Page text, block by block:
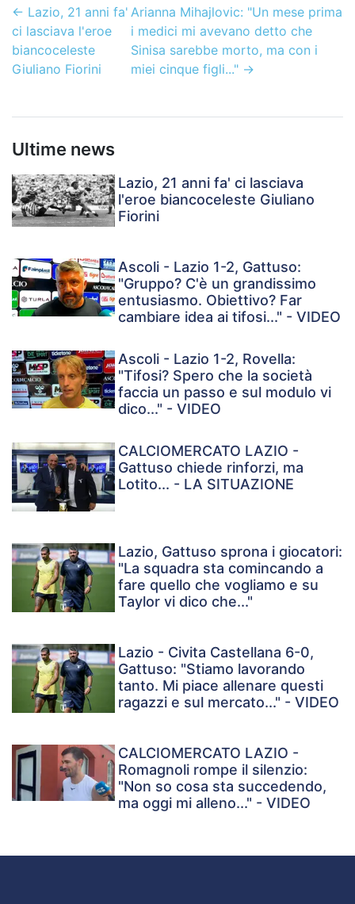
← Lazio, 21 anni fa'
ci lasciava l'eroe
biancoceleste
Giuliano Fiorini
Arianna Mihajlovic: "Un mese prima
i medici mi avevano detto che
Sinisa sarebbe morto, ma con i
miei cinque figli..." →
Ultime news
Lazio, 21 anni fa' ci lasciava
l'eroe biancoceleste Giuliano
Fiorini
Ascoli - Lazio 1-2, Gattuso:
"Gruppo? C'è un grandissimo
entusiasmo. Obiettivo? Far
cambiare idea ai tifosi..." - VIDEO
Ascoli - Lazio 1-2, Rovella:
"Tifosi? Spero che la società
faccia un passo e sul modulo vi
dico..." - VIDEO
CALCIOMERCATO LAZIO -
Gattuso chiede rinforzi, ma
Lotito... - LA SITUAZIONE
Lazio, Gattuso sprona i giocatori:
"La squadra sta comincando a
fare quello che vogliamo e su
Taylor vi dico che..."
Lazio - Civita Castellana 6-0,
Gattuso: "Stiamo lavorando
tanto. Mi piace allenare questi
ragazzi e sul mercato..." - VIDEO
CALCIOMERCATO LAZIO -
Romagnoli rompe il silenzio:
"Non so cosa sta succedendo,
ma oggi mi alleno..." - VIDEO